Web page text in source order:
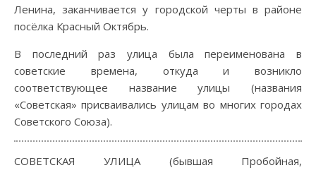
Ленина, заканчивается у городской черты в районе
посёлка Красный Октябрь.
В последний раз улица была переименована в
советские времена, откуда и возникло
соответствующее название улицы (названия
«Советская» присваивались улицам во многих городах
Советского Союза).
СОВЕТСКАЯ УЛИЦА (бывшая Пробойная,